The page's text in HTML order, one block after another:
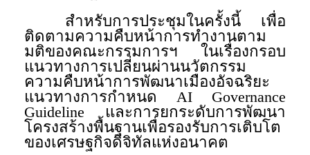
สำหรับการประชุมในครั้งนี้ เพื่อ
ติดตามความคืบหน้าการทำงานตาม
มติของคณะกรรมการฯ ในเรื่องกรอบ
แนวทางการเปลี่ยนผ่านนวัตกรรม
ความคืบหน้าการพัฒนาเมืองอัจฉริยะ
แนวทางการกำหนด AI Governance
Guideline และการยกระดับการพัฒนา
โครงสร้างพื้นฐานเพื่อรองรับการเติบโต
ของเศรษฐกิจดิจิทัลแห่งอนาคต